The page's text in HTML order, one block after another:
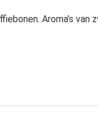
Aroma’s